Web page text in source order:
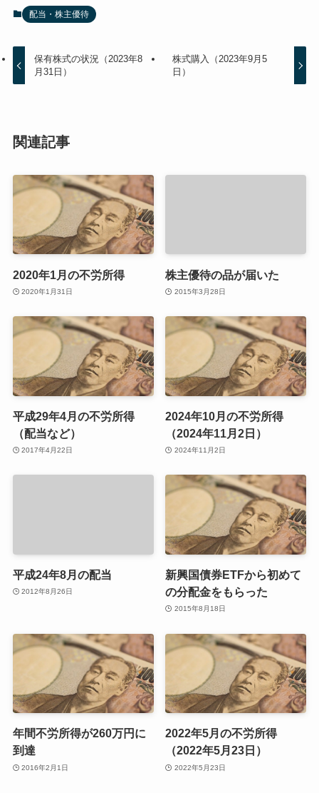
配当・株主優待
保有株式の状況（2023年8
月31日）
株式購入（2023年9月5
日）
関連記事
2020年1月の不労所得
2020年1月31日
株主優待の品が届いた
2015年3月28日
平成29年4月の不労所得
（配当など）
2017年4月22日
2024年10月の不労所得
（2024年11月2日）
2024年11月2日
平成24年8月の配当
2012年8月26日
新興国債券ETFから初めて
の分配金をもらった
2015年8月18日
年間不労所得が260万円に
到達
2016年2月1日
2022年5月の不労所得
（2022年5月23日）
2022年5月23日